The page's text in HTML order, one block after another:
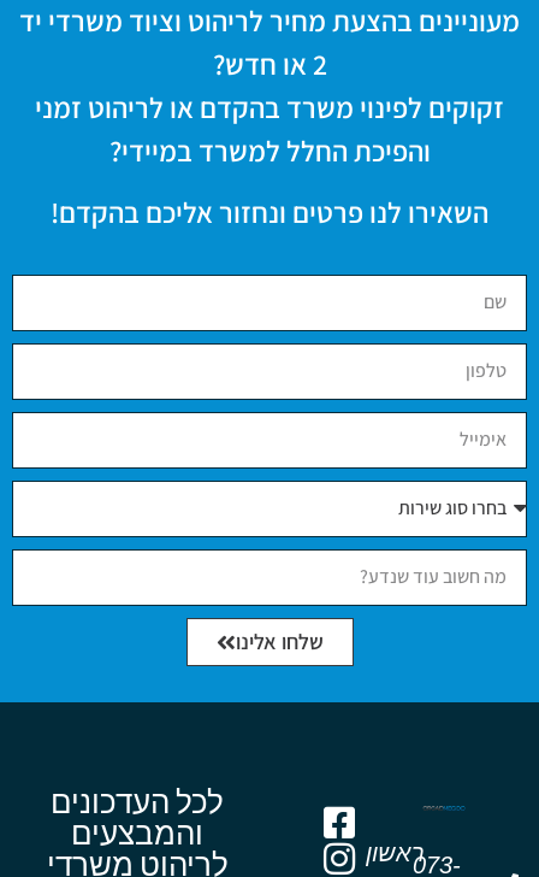
מעוניינים בהצעת מחיר לריהוט וציוד משרדי יד
2 או חדש?
זקוקים לפינוי משרד בהקדם או לריהוט זמני
והפיכת החלל למשרד במיידי?
השאירו לנו פרטים ונחזור אליכם בהקדם!
שלחו אלינו
073-ראשון
לכל העדכונים
והמבצעים
לריהוט משרדי